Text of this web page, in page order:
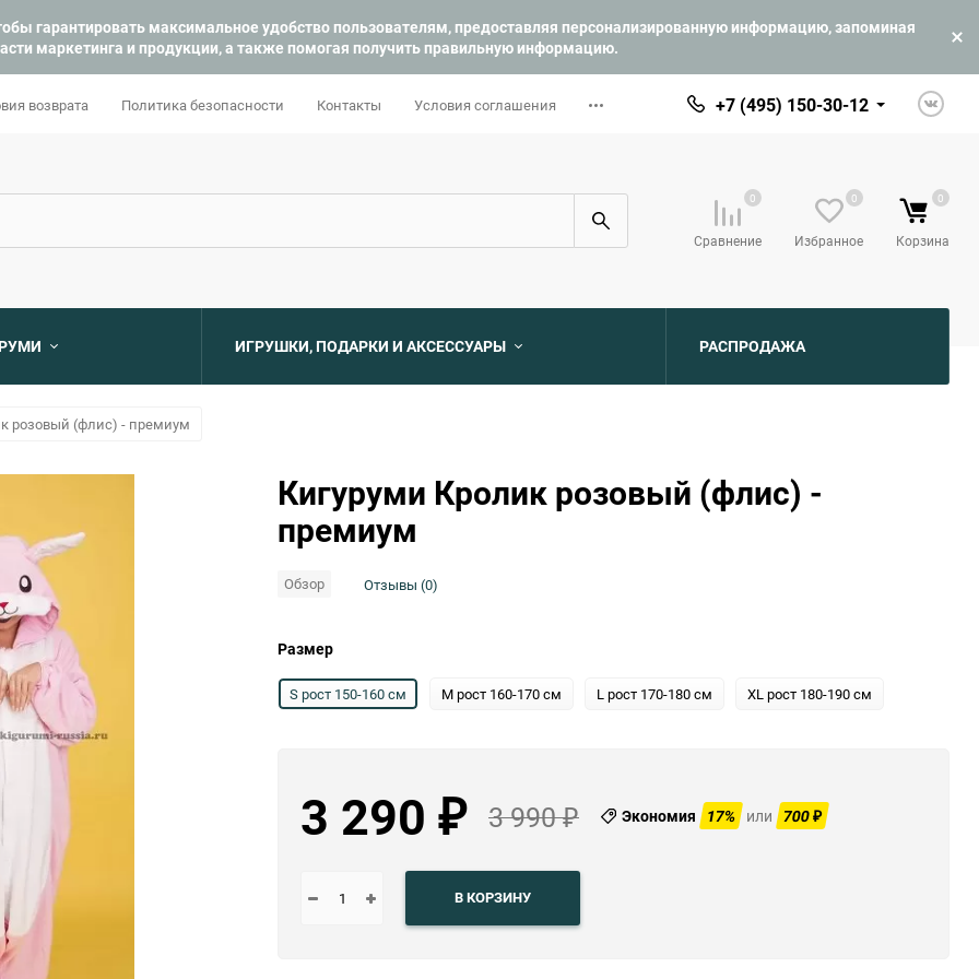
гарантировать максимальное удобство пользователям, предоставляя персонализированную информацию, запоминая
маркетинга и продукции, а также помогая получить правильную информацию.
возврата Политика безопасности Контакты Условия соглашения +7 (495) 150-30-12
Сравнение
0
Избранное
0
Корзина
0
Выберите категорию
Выберите категорию
ИГРУШКИ, ПОДАРКИ И АКСЕССУАРЫ РАСПРОДАЖА
розовый (флис) - премиум
Кигуруми Кролик розовый (флис) -
премиум
Обзор Отзывы (0)
Размер
S рост 150-160 см M рост 160-170 см L рост 170-180 см XL рост 180-190 см
3 290 ₽ 3 990₽ Экономия 17% или 700₽
В КОРЗИНУ